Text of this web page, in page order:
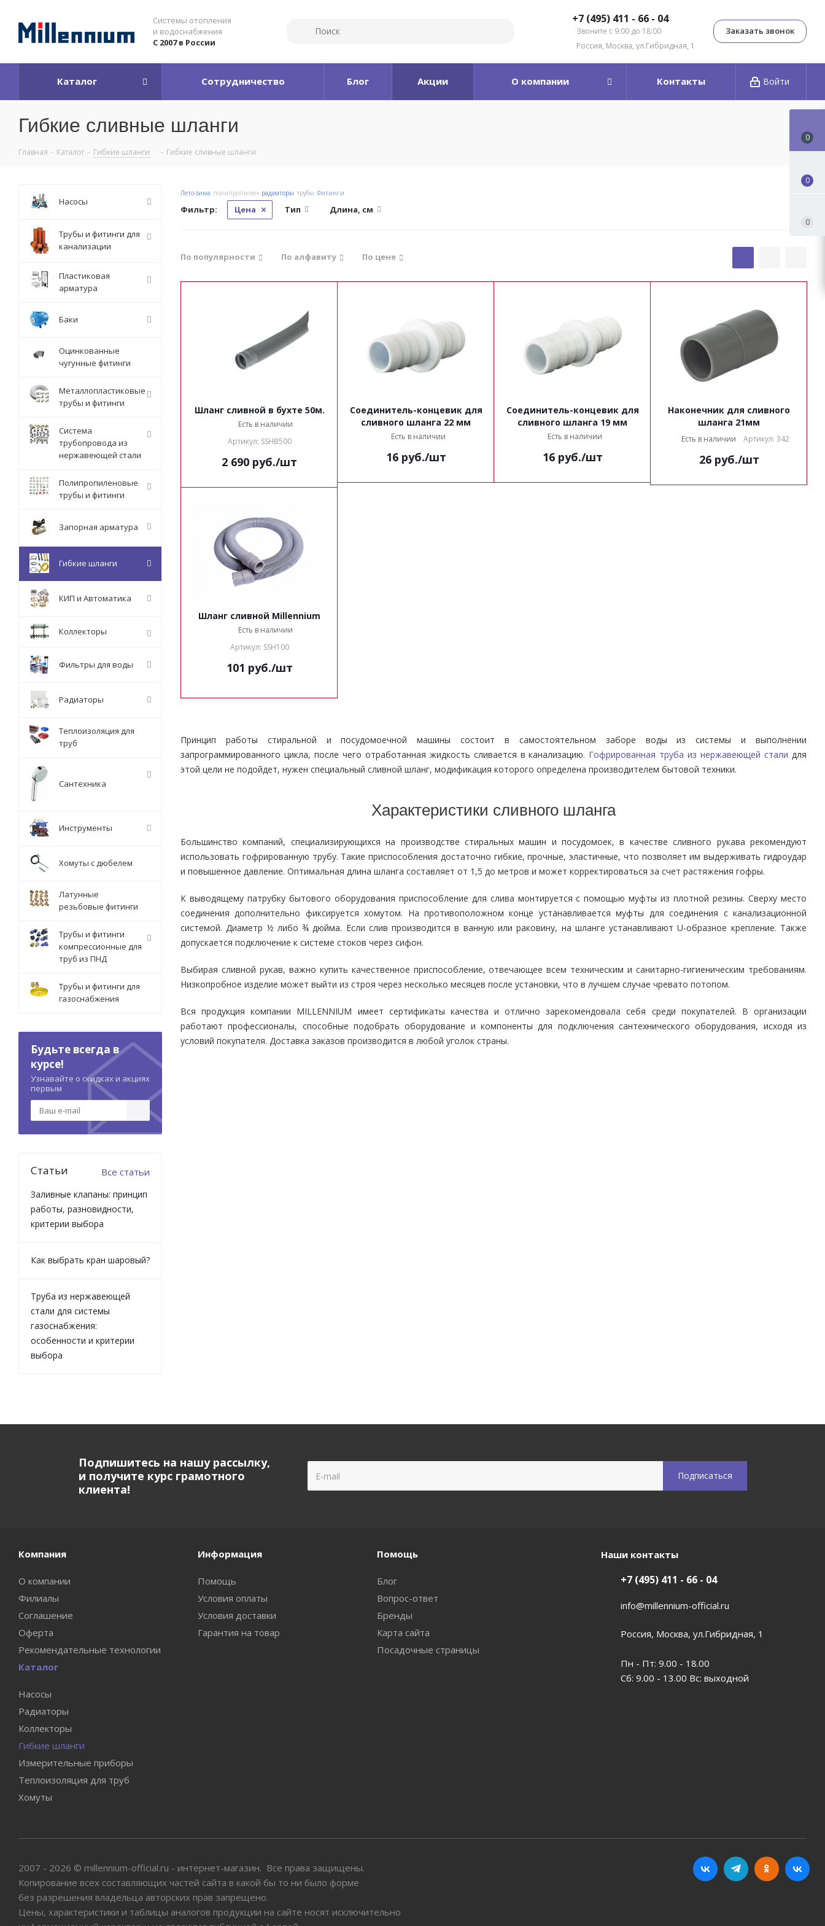
Системы отопления
и водоснабжения
С 2007 в России
+7 (495) 411 - 66 - 04
Звоните с 9:00 до 18:00
Россия, Москва, ул.Гибридная, 1
Заказать звонок
Войти
Каталог Сотрудничество Блог Акции О компании Контакты
Гибкие сливные шланги
Главная - Каталог - Гибкие шланги - Гибкие сливные шланги
Лето-зима полипропилен радиаторы трубы Фитинги
Фильтр: Цена Тип Длина, см
По популярности По алфавиту По цене
Шланг сливной в бухте 50м.
Есть в наличии
Артикул: SSHB500
2 690 руб./шт
Соединитель-концевик для
сливного шланга 22 мм
Есть в наличии
16руб./шт
Соединитель-концевик для
сливного шланга 19 мм
Есть в наличии
16руб./шт
Наконечник для сливного
шланга 21мм
Есть в наличии Артикул: 342
26руб./шт
Шланг сливной Millennium
Есть в наличии
Артикул: SSH100
101 руб./шт
Принцип работы стиральной и посудомоечной машины состоит в самостоятельном заборе воды из системы и выполнении
запрограммированного цикла, после чего отработанная жидкость сливается в канализацию. Гофрированная труба из нержавеющей стали для
этой цели не подойдет, нужен специальный сливной шланг, модификация которого определена производителем бытовой техники.
Характеристики сливного шланга
Большинство компаний, специализирующихся на производстве стиральных машин и посудомоек, в качестве сливного рукава рекомендуют
использовать гофрированную трубу. Такие приспособления достаточно гибкие, прочные, эластичные, что позволяет им выдерживать гидроудар
и повышенное давление. Оптимальная длина шланга составляет от 1,5 до метров и может корректироваться за счет растяжения гофры.
К выводящему патрубку бытового оборудования приспособление для слива монтируется с помощью муфты из плотной резины. Сверху место
соединения дополнительно фиксируется хомутом. На противоположном конце устанавливается муфты для соединения с канализационной
системой. Диаметр ½ либо ¾ дюйма. Если слив производится в ванную или раковину, на шланге устанавливают U-образное крепление. Также
допускается подключение к системе стоков через сифон.
Выбирая сливной рукав, важно купить качественное приспособление, отвечающее всем техническим и санитарно-гигиеническим требованиям.
Низкопробное изделие может выйти из строя через несколько месяцев после установки, что в лучшем случае чревато потопом.
Вся продукция компании MILLENNIUM имеет сертификаты качества и отлично зарекомендовала себя среди покупателей. В организации
работают профессионалы, способные подобрать оборудование и компоненты для подключения сантехнического оборудования, исходя из
условий покупателя. Доставка заказов производится в любой уголок страны.
Насосы
Трубы и фитинги для
канализации
Пластиковая
арматура
Баки
Оцинкованные
чугунные фитинги
Металлопластиковые
трубы и фитинги
Система
трубопровода из
нержавеющей стали
Полипропиленовые
трубы и фитинги
Запорная арматура
Гибкие шланги
КИП и Автоматика
Коллекторы
Фильтры для воды
Радиаторы
Теплоизоляция для
труб
Сантехника
Инструменты
Хомуты с дюбелем
Латунные
резьбовые фитинги
Трубы и фитинги
компрессионные для
труб из ПНД
Трубы и фитинги для
газоснабжения
Будьте всегда в
курсе!
Узнавайте о скидках и акциях
первым
Статьи Все статьи
Заливные клапаны: принцип
работы, разновидности,
критерии выбора
Как выбрать кран шаровый?
Труба из нержавеющей
стали для системы
газоснабжения:
особенности и критерии
выбора
Подпишитесь на нашу рассылку,
и получите курс грамотного
клиента!
Компания
О компании
Филиалы
Соглашение
Оферта
Рекомендательные технологии
Информация
Помощь
Условия оплаты
Условия доставки
Гарантия на товар
Помощь
Блог
Вопрос-ответ
Бренды
Карта сайта
Посадочные страницы
Каталог
Насосы
Радиаторы
Коллекторы
Гибкие шланги
Измерительные приборы
Теплоизоляция для труб
Хомуты
Наши контакты
+7 (495) 411 - 66 - 04
info@millennium-official.ru
Россия, Москва, ул.Гибридная, 1
Пн - Пт: 9.00 - 18.00
Сб: 9.00 - 13.00 Вс: выходной
2007 - 2026 © millennium-official.ru - интернет-магазин. Все права защищены.
Копирование всех составляющих частей сайта в какой бы то ни было форме
без разрешения владельца авторских прав запрещено.
Цены, характеристики и таблицы аналогов продукции на сайте носят исключительно
0
0
0